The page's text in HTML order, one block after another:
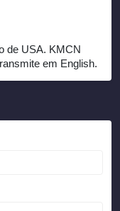
de USA. KMCN
em English.